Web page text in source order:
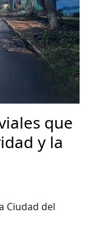
que
y la
Ciudad del